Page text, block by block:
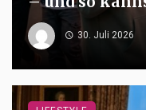
30. Juli 2026